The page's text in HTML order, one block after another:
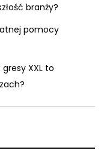
branży?
pomocy
XXL to